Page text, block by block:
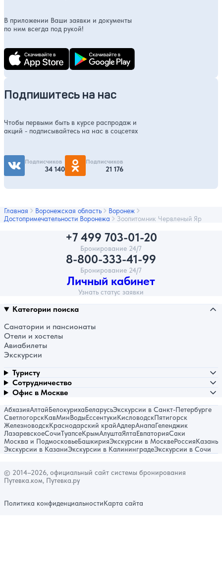
В приложении Ваши заявки и документы
по ним всегда под рукой!
Подпишитесь на нас
Чтобы первыми быть в курсе распродаж и
акций - подписывайтесь на нас в соцсетях
Подписчиков
34 140
Подписчиков
21 176
Главная Воронежская область
Воронеж
Достопримечательности Воронежа
Зоопитомник Червленый Яр
+7 499 703-01-20
Бронирование 24/7
8-800-333-41-99
Бронирование 24/7
Личный кабинет
Узнать статус заявки
Категории поиска
Санатории и пансионаты
Отели и хостелы
Авиабилеты
Экскурсии
Туристу
Сотрудничество
Офис в Москве
АбхазияАлтайБелокурихаБеларусьЭкскурсии в Санкт-Петербурге
СветлогорскКавМинВодыЕссентукиКисловодскПятигорск
ЖелезноводскКраснодарский крайАдлерАнапаГеленджик
ЛазаревскоеСочиТуапсеКрымАлуштаЯлтаЕвпаторияСаки
Москва и ПодмосковьеБашкирияЭкскурсии в МосквеРоссияКазань
Экскурсии в КазаниЭкскурсии в КалининградеЭкскурсии в Сочи
© 2014–2026, официальный сайт системы бронирования
Путевка.ком, Путевка.ру
Политика конфиденциальностиКарта сайта